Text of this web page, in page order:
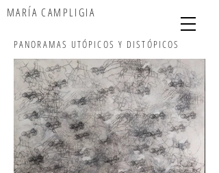
MARÍA CAMPLIGIA
PANORAMAS UTÓPICOS Y DISTÓPICOS